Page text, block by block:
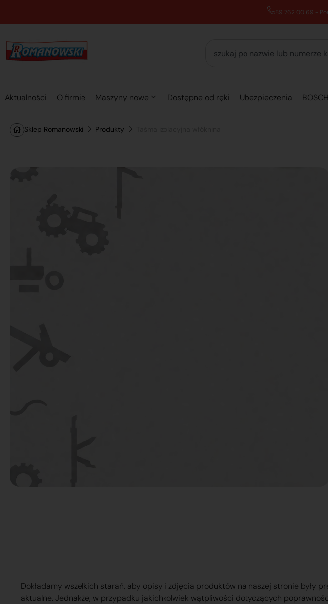
89 762 00 69 -
Aktualności O firmie Maszyny nowe Dostępne od ręki Ubezpieczenia
Sklep Romanowski Produkty
Dokładamy wszelkich starań, aby opisy i zdjęcia produktów na naszej stronie były
aktualne. Jednakże, w przypadku jakichkolwiek wątpliwości dotyczących